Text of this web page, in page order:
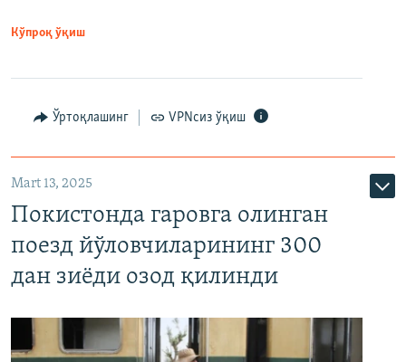
Кўпроқ ўқиш
Ўртоқлашинг VPNсиз ўқиш
Mart 13, 2025
Покистонда гаровга олинган
поезд йўловчиларининг 300
дан зиёди озод қилинди